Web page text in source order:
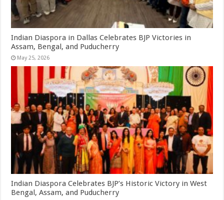
Indian Diaspora in Dallas Celebrates BJP Victories in
Assam, Bengal, and Puducherry
May 25, 2026
Indian Diaspora Celebrates BJP’s Historic Victory in West
Bengal, Assam, and Puducherry